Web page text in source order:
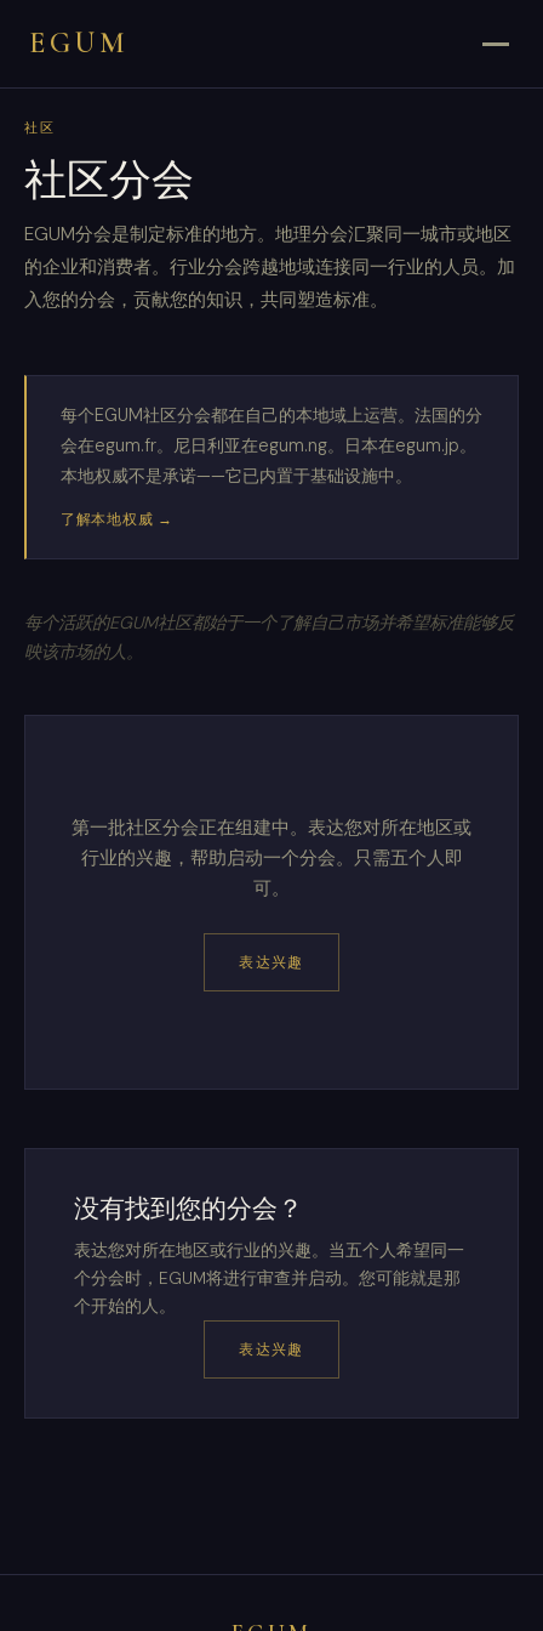
EGUM
社区
社区分会
EGUM分会是制定标准的地方。地理分会汇聚同一城市或地区
的企业和消费者。行业分会跨越地域连接同一行业的人员。加
入您的分会，贡献您的知识，共同塑造标准。
每个EGUM社区分会都在自己的本地域上运营。法国的分
会在egum.fr。尼日利亚在egum.ng。日本在egum.jp。
本地权威不是承诺——它已内置于基础设施中。
了解本地权威 →
每个活跃的EGUM社区都始于一个了解自己市场并希望标准能够反
映该市场的人。
第一批社区分会正在组建中。表达您对所在地区或
行业的兴趣，帮助启动一个分会。只需五个人即
可。
表达兴趣
没有找到您的分会？
表达您对所在地区或行业的兴趣。当五个人希望同一
个分会时，EGUM将进行审查并启动。您可能就是那
个开始的人。
表达兴趣